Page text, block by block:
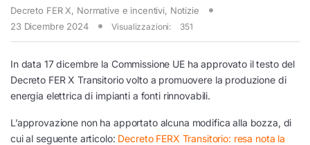
Decreto FER X, Normative e incentivi, Notizie
23 Dicembre 2024
Visualizzazioni: 351
In data 17 dicembre la Commissione UE ha approvato il testo del
Decreto FER X Transitorio volto a promuovere la produzione di
energia elettrica di impianti a fonti rinnovabili.
L’approvazione non ha apportato alcuna modifica alla bozza, di
cui al seguente articolo: Decreto FERX Transitorio: resa nota la